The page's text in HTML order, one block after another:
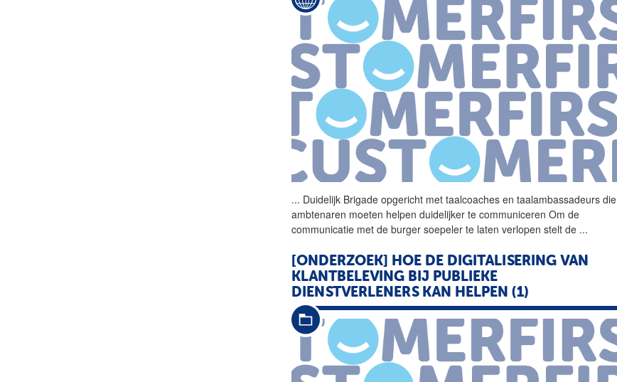
... Duidelijk Brigade opgericht met taalcoaches en taalambassadeurs die
ambtenaren moeten helpen duidelijker te communiceren Om de
communicatie met de burger soepeler te laten verlopen stelt de ...
[ONDERZOEK] HOE DE DIGITALISERING VAN
KLANTBELEVING BIJ PUBLIEKE
DIENSTVERLENERS KAN HELPEN (1)